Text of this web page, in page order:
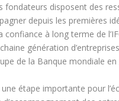
fondateurs disposent des
depuis les premières
à long terme de
génération
de la Banque mondiale en
étape importante pour